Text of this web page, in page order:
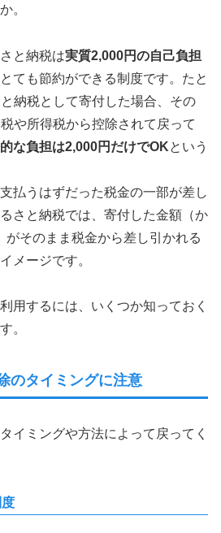
。
と納税は実質2,000円の自己負担
ても節約ができる制度です。たと
納税として寄付した場合、その
や所得税から控除されて戻って
な負担は2,000円だけでOKという
払うはずだった税金の一部が差し
さと納税では、寄付した金額（か
がそのまま税金から差し引かれる
メージです。
用するには、いくつか知っておく
。
のタイミングに注意
イミングや方法によって戻ってく